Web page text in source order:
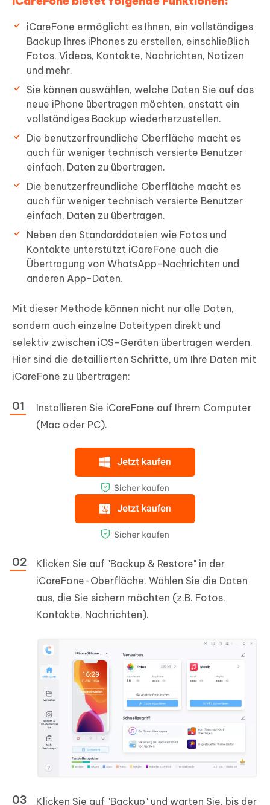
iCareFone ermöglicht es Ihnen, ein vollständiges
Backup Ihres iPhones zu erstellen, einschließlich
Fotos, Videos, Kontakte, Nachrichten, Notizen
und mehr.
Sie können auswählen, welche Daten Sie auf das
neue iPhone übertragen möchten, anstatt ein
vollständiges Backup wiederherzustellen.
Die benutzerfreundliche Oberfläche macht es
auch für weniger technisch versierte Benutzer
einfach, Daten zu übertragen.
Die benutzerfreundliche Oberfläche macht es
auch für weniger technisch versierte Benutzer
einfach, Daten zu übertragen.
Neben den Standarddateien wie Fotos und
Kontakte unterstützt iCareFone auch die
Übertragung von WhatsApp-Nachrichten und
anderen App-Daten.
Mit dieser Methode können nicht nur alle Daten,
sondern auch einzelne Dateitypen direkt und
selektiv zwischen iOS-Geräten übertragen werden.
Hier sind die detaillierten Schritte, um Ihre Daten mit
iCareFone zu übertragen:
Installieren Sie iCareFone auf Ihrem Computer
(Mac oder PC).
Klicken Sie auf "Backup & Restore" in der
iCareFone-Oberfläche. Wählen Sie die Daten
aus, die Sie sichern möchten (z.B. Fotos,
Kontakte, Nachrichten).
Klicken Sie auf "Backup" und warten Sie, bis der